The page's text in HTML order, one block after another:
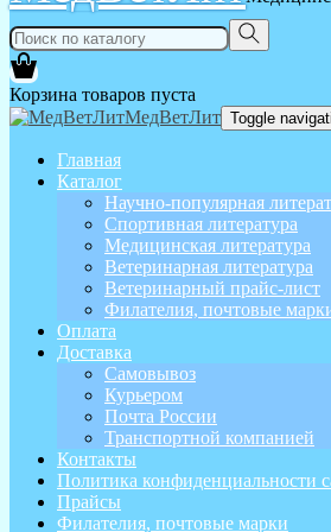
Корзина товаров пуста
МедВетЛит Toggle
Главная
Каталог
Научно-популярная
Спортивная литература
Медицинская литература
Ветеринарная литература
Ветеринарный прайс-лист
Филателия, почтовые
Оплата
Доставка
Самовывоз
Курьером
Почта России
Транспортной компанией
Контакты
Политика конфиденциальности
Прайсы
Филателия, почтовые марки